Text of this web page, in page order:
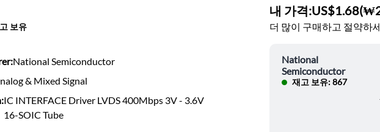
보유
National Semiconductor
& Mixed Signal
IC INTERFACE Driver LVDS 400Mbps 3V - 3.6V
16-SOIC Tube
내 가격:US$1.68(
더 많이 구매하고 절약하
National
Semiconductor
재고 보유: 867